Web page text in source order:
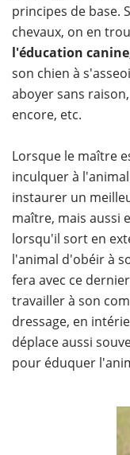
principes de base.
chevaux, on en
l'éducation
son chien à
aboyer sans
encore, etc.
Lorsque le maître
inculquer à
instaurer un
maître, mais aussi
lorsqu'il sort en
l'animal d'obéir à
fera avec ce
travailler à son
dressage, en
déplace aussi
pour éduquer